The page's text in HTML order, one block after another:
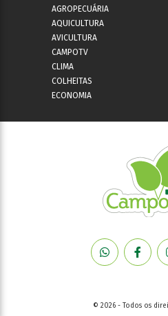
AGROPECUÁRIA
AQUICULTURA
AVICULTURA
CAMPOTV
CLIMA
COLHEITAS
ECONOMIA
© 2026 - Todos os